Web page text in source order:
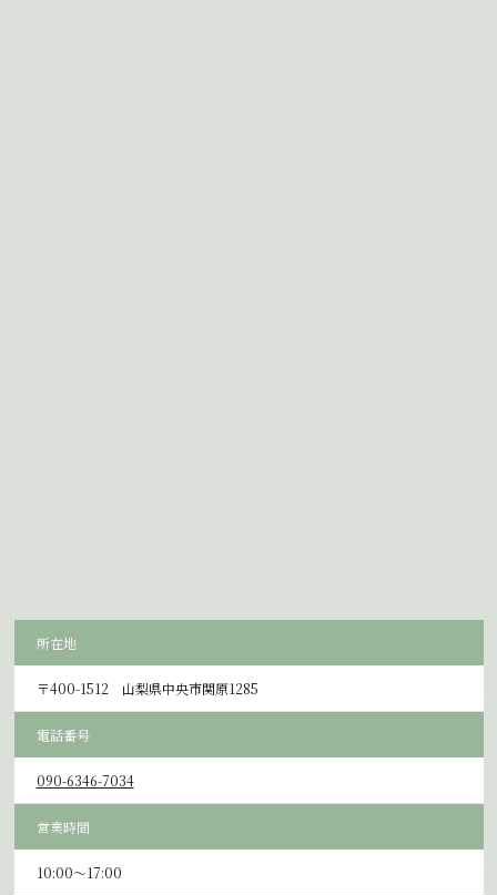
所在地
〒400-1512 山梨県中央市関原1285
電話番号
090-6346-7034
営業時間
10:00～17:00